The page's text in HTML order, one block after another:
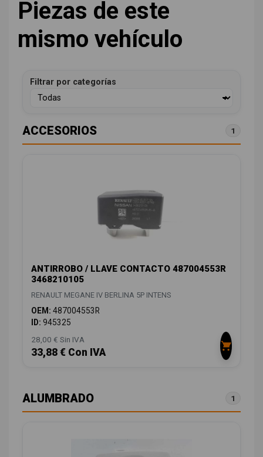
Piezas de este
mismo vehículo
Filtrar por categorías
ACCESORIOS 1
ANTIRROBO / LLAVE CONTACTO 487004553R
3468210105
RENAULT MEGANE IV BERLINA 5P INTENS
OEM: 487004553R
ID: 945325
28,00 € Sin IVA
33,88 € Con IVA
ALUMBRADO 1